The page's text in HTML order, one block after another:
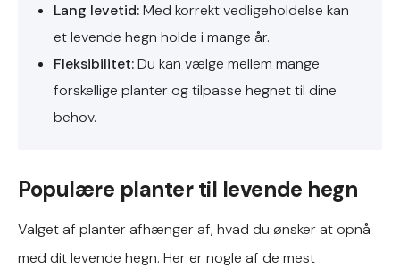
Lang levetid:Med korrekt vedligeholdelse kan
et levende hegn holde i mange år.
Fleksibilitet:Du kan vælge mellem mange
forskellige planter og tilpasse hegnet til dine
behov.
Populære planter til levende hegn
Valget af planter afhænger af, hvad du ønsker at opnå
med dit levende hegn. Her er nogle af de mest